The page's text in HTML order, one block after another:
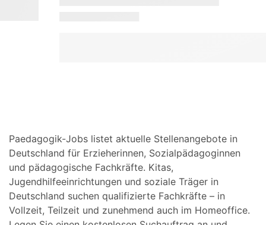
Paedagogik-Jobs listet aktuelle Stellenangebote in
Deutschland für Erzieherinnen, Sozialpädagoginnen
und pädagogische Fachkräfte. Kitas,
Jugendhilfeeinrichtungen und soziale Träger in
Deutschland suchen qualifizierte Fachkräfte – in
Vollzeit, Teilzeit und zunehmend auch im Homeoffice.